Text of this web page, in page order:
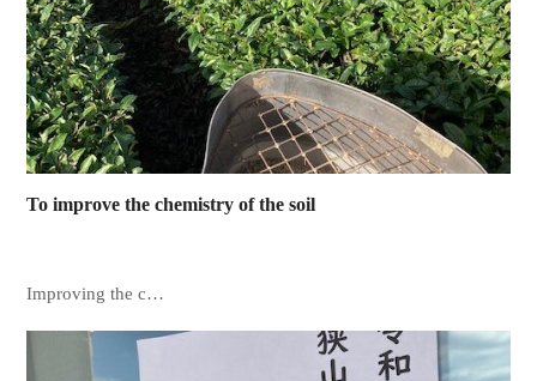
To improve the chemistry of the soil
Improving the c…